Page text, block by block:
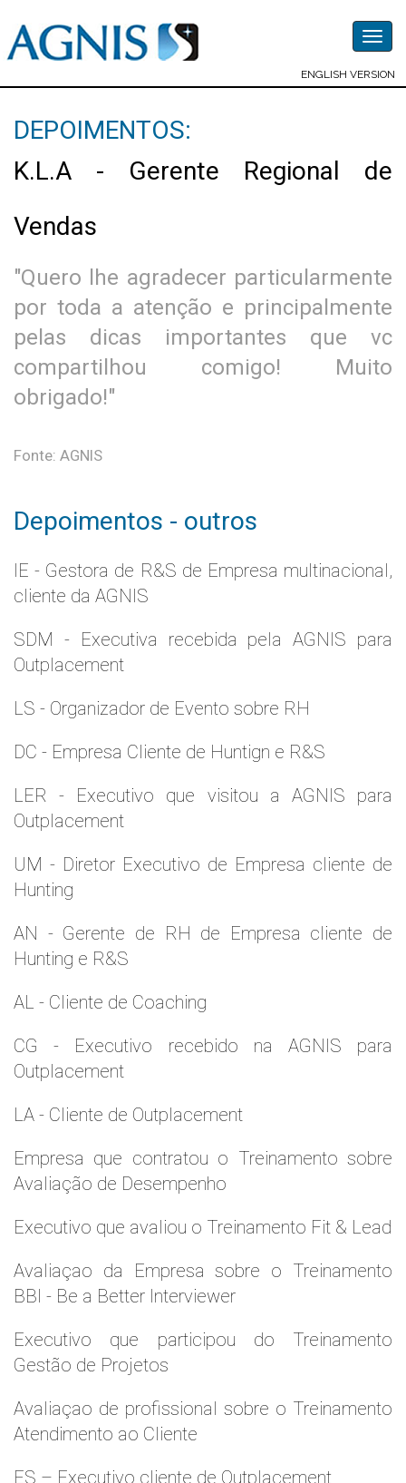
ENGLISH VERSION
DEPOIMENTOS:
K.L.A - Gerente Regional de
Vendas
"Quero lhe agradecer particularmente
por toda a atenção e principalmente
pelas dicas importantes que vc
compartilhou comigo! Muito
obrigado!"
Fonte: AGNIS
Depoimentos - outros
IE - Gestora de R&S de Empresa multinacional,
cliente da AGNIS
SDM - Executiva recebida pela AGNIS para
Outplacement
LS - Organizador de Evento sobre RH
DC - Empresa Cliente de Huntign e R&S
LER - Executivo que visitou a AGNIS para
Outplacement
UM - Diretor Executivo de Empresa cliente de
Hunting
AN - Gerente de RH de Empresa cliente de
Hunting e R&S
AL - Cliente de Coaching
CG - Executivo recebido na AGNIS para
Outplacement
LA - Cliente de Outplacement
Empresa que contratou o Treinamento sobre
Avaliação de Desempenho
Executivo que avaliou o Treinamento Fit & Lead
Avaliaçao da Empresa sobre o Treinamento
BBI - Be a Better Interviewer
Executivo que participou do Treinamento
Gestão de Projetos
Avaliaçao de profissional sobre o Treinamento
Atendimento ao Cliente
ES – Executivo cliente de Outplacement